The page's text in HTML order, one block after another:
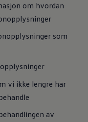
om hvordan
som
vi ikke lengre har
av